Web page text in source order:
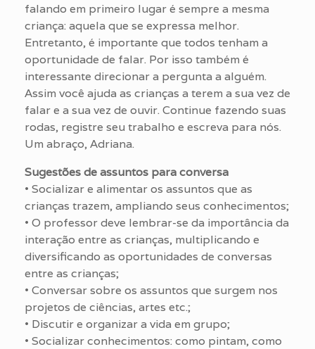
falando em primeiro lugar é sempre a mesma
criança: aquela que se expressa melhor.
Entretanto, é importante que todos tenham a
oportunidade de falar. Por isso também é
interessante direcionar a pergunta a alguém.
Assim você ajuda as crianças a terem a sua vez de
falar e a sua vez de ouvir. Continue fazendo suas
rodas, registre seu trabalho e escreva para nós.
Um abraço, Adriana.
Sugestões de assuntos para conversa
• Socializar e alimentar os assuntos que as
crianças trazem, ampliando seus conhecimentos;
• O professor deve lembrar-se da importância da
interação entre as crianças, multiplicando e
diversificando as oportunidades de conversas
entre as crianças;
• Conversar sobre os assuntos que surgem nos
projetos de ciências, artes etc.;
• Discutir e organizar a vida em grupo;
• Socializar conhecimentos: como pintam, como